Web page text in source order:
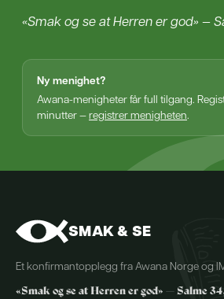
«Smak og se at Herren er god» —
Ny menighet?
Awana-menigheter får full tilgang.
minutter —registrer menigheten.
SMAK & SE
Et konfirmantopplegg fra Awana Norge og
«Smak og se at Herren er god» — Salme